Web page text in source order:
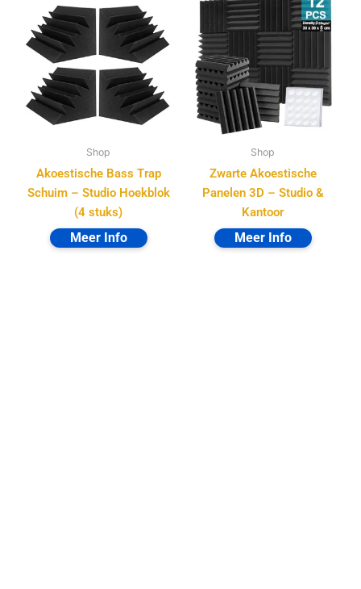
Shop
Akoestische Bass Trap
Schuim – Studio Hoekblok
(4 stuks)
Shop
Zwarte Akoestische
Panelen 3D – Studio &
Kantoor